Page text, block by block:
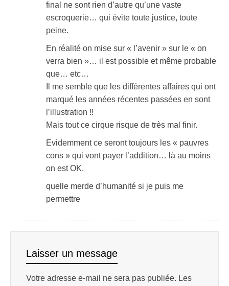
final ne sont rien d’autre qu’une vaste
escroquerie… qui évite toute justice, toute
peine.
En réalité on mise sur « l’avenir » sur le « on
verra bien »… il est possible et même probable
que… etc…
Il me semble que les différentes affaires qui ont
marqué les années récentes passées en sont
l’illustration !!
Mais tout ce cirque risque de très mal finir.
Evidemment ce seront toujours les « pauvres
cons » qui vont payer l’addition… là au moins
on est OK.
quelle merde d’humanité si je puis me
permettre
Laisser un message
Votre adresse e-mail ne sera pas publiée. Les